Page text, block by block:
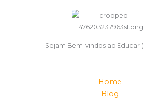
Sejam Bem-vindos ao Educar
Home
Blog